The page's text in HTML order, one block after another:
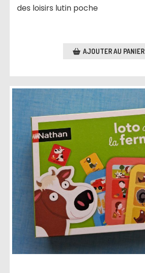
des loisirs lutin poche
AJOUTER AU PANIER